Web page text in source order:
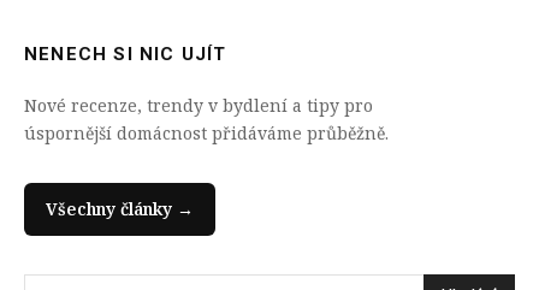
NENECH SI NIC UJÍT
Nové recenze, trendy v bydlení a tipy pro
úspornější domácnost přidáváme průběžně.
Všechny články →